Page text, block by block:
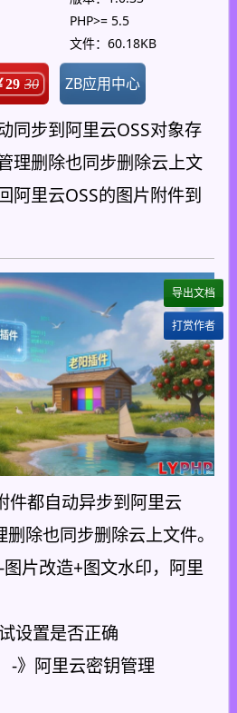
PHP>= 5.5
文件：60.18KB
29 30 ZB应用中心
同步到阿里云OSS对象存
理删除也同步删除云上文
阿里云OSS的图片附件到
都自动异步到阿里云
除也同步删除云上文件。
片改造+图文水印，阿里
设置是否正确
》阿里云密钥管理
导出文档
打赏作者